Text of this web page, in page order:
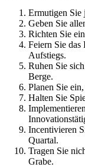
Ermutigen Sie
Geben Sie
Richten Sie
Feiern Sie das
Aufstiegs.
Ruhen Sie
Berge.
Planen Sie
Halten Sie
Incentivieren
Quartal.
Tragen Sie
Grabe.